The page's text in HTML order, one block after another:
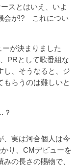
スとはいえ、いよ
会が!? これについ
ーが決まりました
PRとして歌番組な
し、そうなると、ジ
もらうのは難しいと
？
、実は河合個人は今
り、CMデビューを
の長さの賜物で、